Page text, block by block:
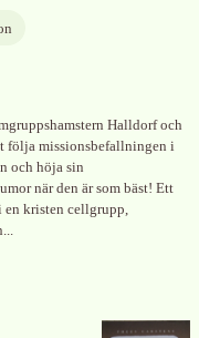
Halldorf och
följa missionsbefallningen i
och höja sin
när den är som bäst! Ett
en kristen cellgrupp,